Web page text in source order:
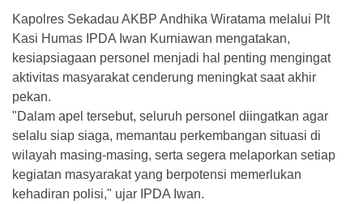
Kapolres Sekadau AKBP Andhika Wiratama melalui Plt
Kasi Humas IPDA Iwan Kurniawan mengatakan,
kesiapsiagaan personel menjadi hal penting mengingat
aktivitas masyarakat cenderung meningkat saat akhir
pekan.
"Dalam apel tersebut, seluruh personel diingatkan agar
selalu siap siaga, memantau perkembangan situasi di
wilayah masing-masing, serta segera melaporkan setiap
kegiatan masyarakat yang berpotensi memerlukan
kehadiran polisi," ujar IPDA Iwan.